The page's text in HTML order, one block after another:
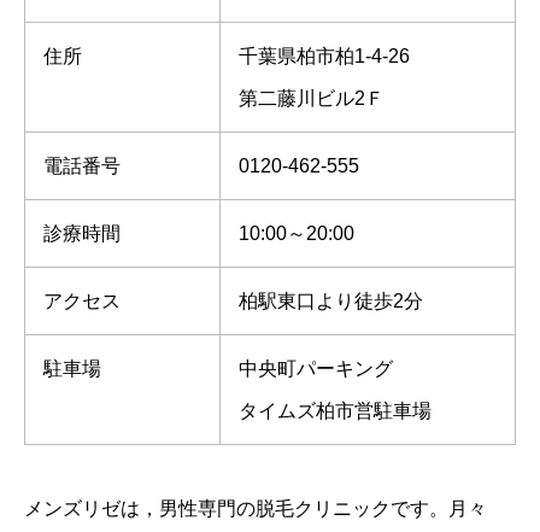
住所 千葉県柏市柏1-4-26
第二藤川ビル2Ｆ
電話番号 0120-462-555
診療時間 10:00～20:00
アクセス 柏駅東口より徒歩2分
駐車場 中央町パーキング
タイムズ柏市営駐車場
メンズリゼは，男性専門の脱毛クリニックです。月々